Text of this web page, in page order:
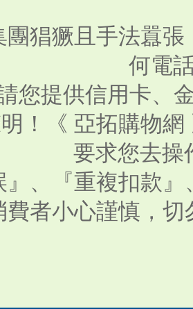
團猖獗且手法囂
何電
您提供信用卡、
！《 亞拓購物
要求您去操
』、『重複扣款
費者小心謹慎，